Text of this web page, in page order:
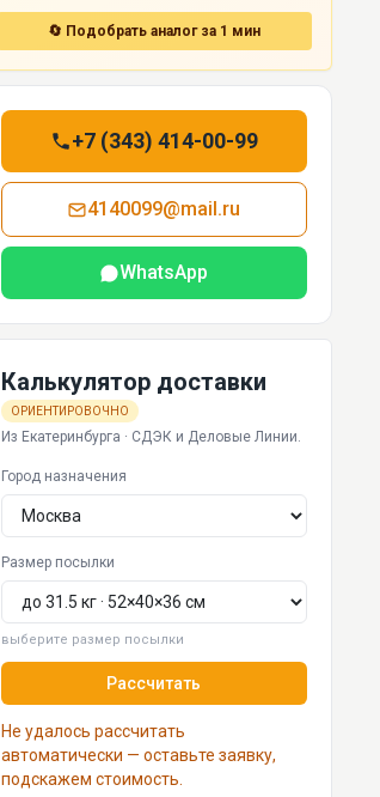
🔄 Подобрать аналог за 1 мин
+7 (343) 414-00-99
4140099@mail.ru
WhatsApp
Калькулятор доставки
ОРИЕНТИРОВОЧНО
Из Екатеринбурга · СДЭК и Деловые Линии.
Город назначения
Размер посылки
выберите размер посылки
Рассчитать
Не удалось рассчитать
автоматически — оставьте заявку,
подскажем стоимость.